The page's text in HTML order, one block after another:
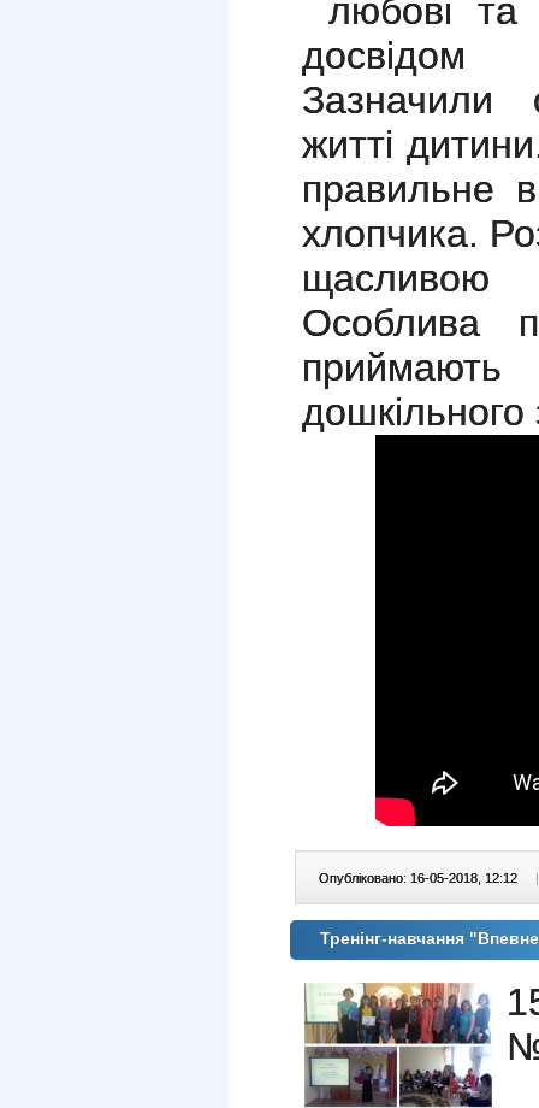
любові
Зазначили
житті
правильне
хлопчика.
Особлива
дошкільного
Опубліковано: 16-05-2018, 12:12 |
Тренінг-навчання